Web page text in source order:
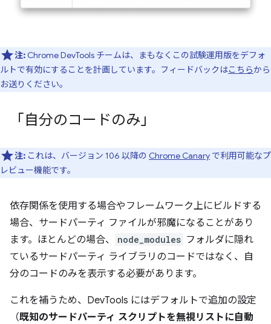
注: Chrome DevTools チームは、まもなくこの試験運用版をデフォ
ルトで有効にすることを計画しています。フィードバックはこちらから
お送りください。
「自分のコードのみ」
注: これは、バージョン 106 以降の Chrome Canary で利用可能なプ
レビュー機能です。
依存関係を使用する場合やフレームワーク上にビルドする
場合、サードパーティ ファイルが邪魔になることがあり
ます。ほとんどの場合、
node_modules フォルダに隠れ
ているサードパーティ ライブラリのコードではなく、自
分のコードのみを表示する必要があります。
これを補うため、DevTools にはデフォルトで追加の設定
（既知のサードパーティ スクリプトを無視リストに自動